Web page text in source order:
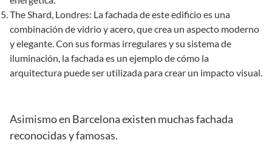
The Shard, Londres: La fachada de este edificio es una
combinación de vidrio y acero, que crea un aspecto moderno
y elegante. Con sus formas irregulares y su sistema de
iluminación, la fachada es un ejemplo de cómo la
arquitectura puede ser utilizada para crear un impacto visual.
Asimismo en Barcelona existen muchas fachada
reconocidas y famosas.